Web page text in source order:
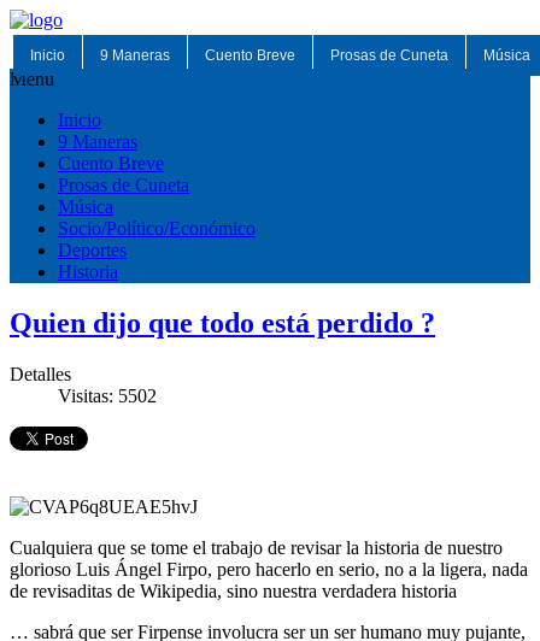
Inicio 9 Maneras Cuento Breve Prosas de Cuneta Música
Menu
Inicio
9 Maneras
Cuento Breve
Prosas de Cuneta
Música
Socio/Político/Económico
Deportes
Historia
Quien dijo que todo está perdido ?
Detalles
Visitas: 5502
Cualquiera que se tome el trabajo de revisar la historia de nuestro
glorioso Luis Ángel Firpo, pero hacerlo en serio, no a la ligera, nada
de revisaditas de Wikipedia, sino nuestra verdadera historia
… sabrá que ser Firpense involucra ser un ser humano muy pujante,